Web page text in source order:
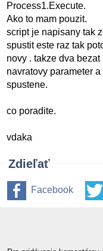
Process1.Execute.
Ako to mam pouzit.
script je napisany tak
spustit este raz tak
novy . takze dva
navratovy parameter
spustene.
co poradite.
vdaka
Zdieľať
Facebook